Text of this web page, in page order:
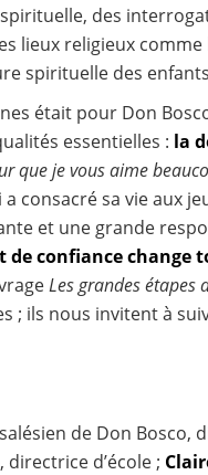
des
lieux religieux
spirituelle des
était pour Don
essentielles : la
que je vous aime
consacré sa vie aux
et une grande
de confiance change
Les grandes étapes
; ils nous invitent à
de Don Bosco,
d’école ;